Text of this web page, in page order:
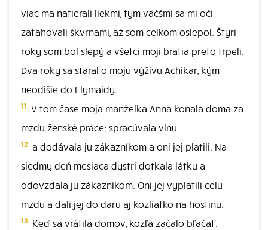
viac ma natierali liekmi, tým väčšmi sa mi oči
zaťahovali škvrnami, až som celkom oslepol. Štyri
roky som bol slepý a všetci moji bratia preto trpeli.
Dva roky sa staral o moju výživu Achikar, kým
neodišie do Elymaidy.
11 V tom čase moja manželka Anna konala doma za
mzdu ženské práce; spracúvala vlnu
12 a dodávala ju zákazníkom a oni jej platili. Na
siedmy deň mesiaca dystri dotkala látku a
odovzdala ju zákazníkom. Oni jej vyplatili celú
mzdu a dali jej do daru aj kozliatko na hostinu.
13 Keď sa vrátila domov, kozľa začalo bľačať.